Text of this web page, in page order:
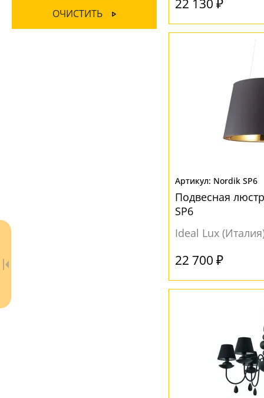
Nordik SP6
Подвесная
SP6
Ideal Lux
22 700 ₽
Глянцевый(3)
ОЧИСТИТЬ